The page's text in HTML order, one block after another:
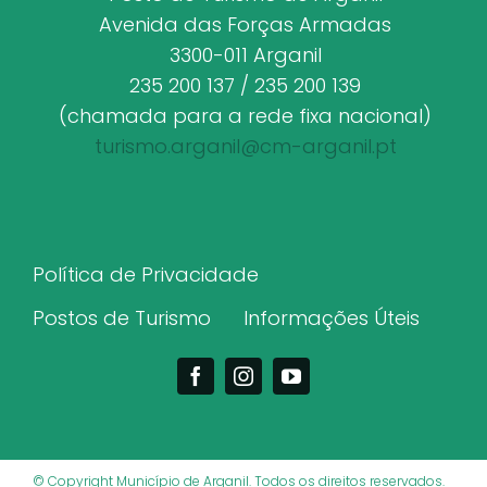
Avenida das Forças Armadas
3300-011 Arganil
235 200 137 / 235 200 139
(chamada para a rede fixa nacional)
turismo.arganil@cm-arganil.pt
Política de Privacidade
Postos de Turismo
Informações Úteis
© Copyright Município de Arganil. Todos os direitos reservados.